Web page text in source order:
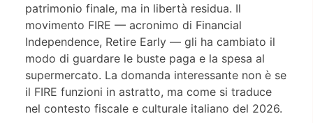
patrimonio finale, ma in libertà residua. Il
movimento FIRE — acronimo di Financial
Independence, Retire Early — gli ha cambiato il
modo di guardare le buste paga e la spesa al
supermercato. La domanda interessante non è se
il FIRE funzioni in astratto, ma come si traduce
nel contesto fiscale e culturale italiano del 2026.